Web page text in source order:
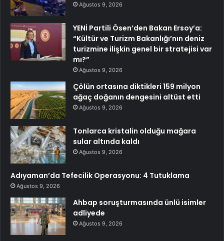
Ağustos 9, 2026
YENİ Partili Ösen’den Bakan Ersoy’a:
“Kültür ve Turizm Bakanlığı’nın deniz
turizmine ilişkin genel bir stratejisi var
mı?”
Ağustos 9, 2026
Çölün ortasına diktikleri 159 milyon
ağaç doğanın dengesini altüst etti
Ağustos 9, 2026
Tonlarca kristalin olduğu mağara
sular altında kaldı
Ağustos 9, 2026
Adıyaman’da Tefecilik Operasyonu: 4 Tutuklama
Ağustos 9, 2026
Ahbap soruşturmasında ünlü isimler
adliyede
Ağustos 9, 2026